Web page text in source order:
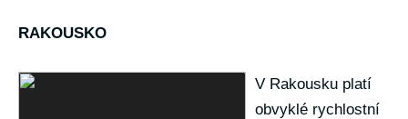
RAKOUSKO
V Rakousku platí
obvyklé rychlostní